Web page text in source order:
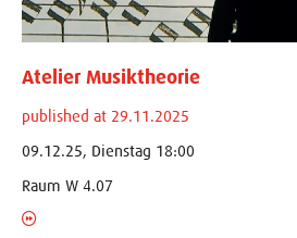
Atelier Musiktheorie
published at 29.11.2025
09.12.25, Dienstag 18:00
Raum W 4.07